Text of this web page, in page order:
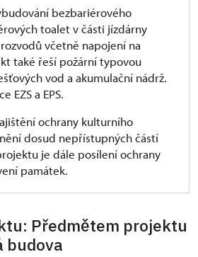
bezbariérového
toalet v části jízdárny
včetně napojení na
také řeší požární typovou
vod a akumulační nádrž.
EZS a EPS.
ochrany kulturního
dosud nepřístupných částí
je dále posílení ochrany
památek.
Předmětem projektu
budova